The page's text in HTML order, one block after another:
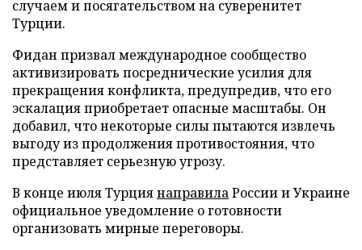
случаем и посягательством на суверенитет
Турции.
Фидан призвал международное сообщество
активизировать посреднические усилия для
прекращения конфликта, предупредив, что его
эскалация приобретает опасные масштабы. Он
добавил, что некоторые силы пытаются извлечь
выгоду из продолжения противостояния, что
представляет серьезную угрозу.
В конце июля ТурциянаправилаРоссии и Украине
официальное уведомление о готовности
организовать мирные переговоры.